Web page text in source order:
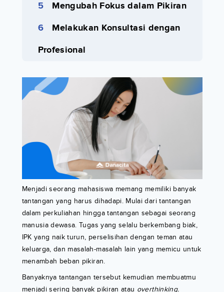
Mengubah Fokus dalam Pikiran
Melakukan Konsultasi dengan
Profesional
Menjadi seorang mahasiswa memang memiliki banyak
tantangan yang harus dihadapi. Mulai dari tantangan
dalam perkuliahan hingga tantangan sebagai seorang
manusia dewasa. Tugas yang selalu berkembang biak,
IPK yang naik turun, perselisihan dengan teman atau
keluarga, dan masalah-masalah lain yang memicu untuk
menambah beban pikiran.
Banyaknya tantangan tersebut kemudian membuatmu
menjadi sering banyak pikiran atau overthinking.